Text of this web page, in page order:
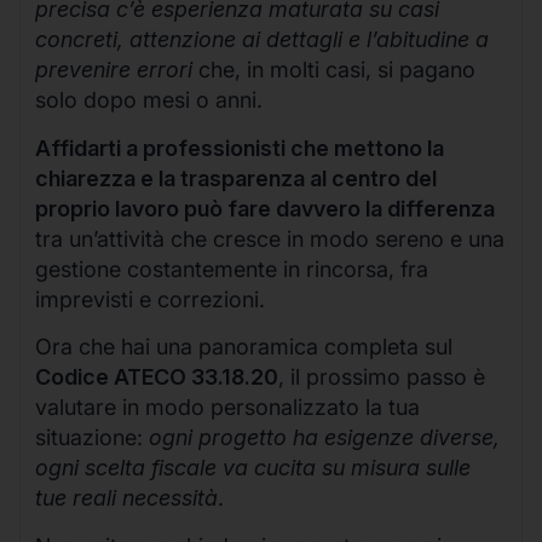
precisa c’è esperienza maturata su casi
concreti, attenzione ai dettagli e l’abitudine a
prevenire errori che, in molti casi, si pagano
solo dopo mesi o anni.
Affidarti a professionisti che mettono la
chiarezza e la trasparenza al centro del
proprio lavoro può fare davvero la differenza
tra un’attività che cresce in modo sereno e una
gestione costantemente in rincorsa, fra
imprevisti e correzioni.
Ora che hai una panoramica completa sul
Codice ATECO 33.18.20, il prossimo passo è
valutare in modo personalizzato la tua
situazione: ogni progetto ha esigenze diverse,
ogni scelta fiscale va cucita su misura sulle
tue reali necessità.